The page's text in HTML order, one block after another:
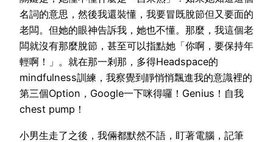
名詞的意思，然後我還裝懂，我要冒既脫節但又要面的
老闆。但她的眼神告訴我，她也不懂。那麼，我這個老
闆就沒有那麼脫節，甚至可以指點她「你啊，要保持年
輕啊！」。就在那一剎那，多得Headspace的
mindfulness訓練，我察覺到靜悄悄飄進我的意識裡的
第三個Option，Google一下咪得囉！Genius！自我
chest pump！
小男生走了之後，我倆都默然不語，盯著電腦，記筆